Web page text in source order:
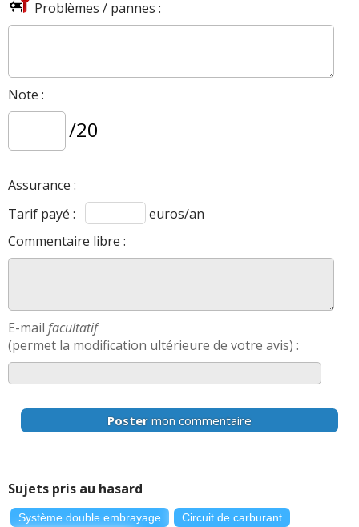
Problèmes / pannes :
Note :
/20
Assurance :
Tarif payé :
euros/an
Commentaire libre :
E-mail facultatif
(permet la modification ultérieure de votre avis) :
Poster mon commentaire
Sujets pris au hasard
Système double embrayage
Circuit de carburant